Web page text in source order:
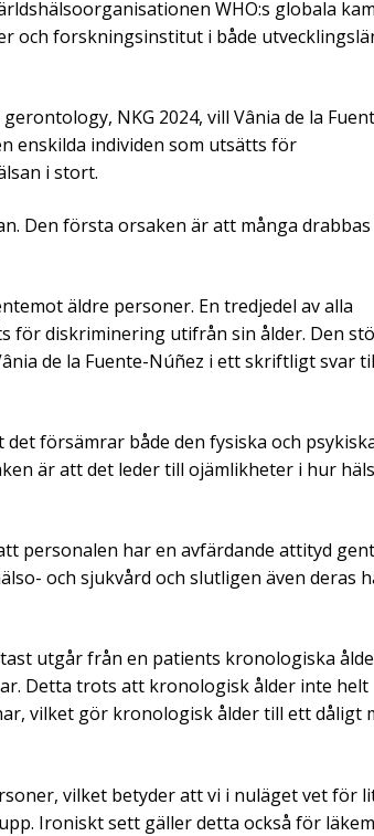
WHO:s globala
och forskningsinstitut i både
NKG 2024, vill Vânia de la
enskilda individen som utsätts för
i stort.
Den första orsaken är att många drabbas
äldre personer. En tredjedel av alla
för diskriminering utifrån sin ålder. Den
de la Fuente-Núñez i ett skriftligt svar
försämrar både den fysiska och
är att det leder till ojämlikheter i hur
personalen har en avfärdande attityd
och sjukvård och slutligen även deras
utgår från en patients kronologiska
Detta trots att kronologisk ålder inte helt
vilket gör kronologisk ålder till ett dåligt
vilket betyder att vi i nuläget vet för
Ironiskt sett gäller detta också för